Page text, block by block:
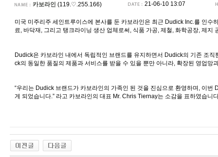
카보라인 (119.♡.255.166) 21-06-10 13:07
미국 미주리주 세인트루이스에 본사를 둔 카보라인은 최근 Dudick Inc.를 인수
료, 바닥재 , 그리고 탱크라이닝 생산 업체로써 , 식품 가공, 제철 , 화학공장, 제지
Dudick은 카보라인 내에서 독립적인 브랜드를 유지하면서 Dudick의 기존 조직
ck의 동일한 품질의 제품과 서비스를 받을 수 있을 뿐만 아니라, 확장된 영업망
“우리는 Dudick 브랜드가 카보라인의 가족인 된 것을 진심으로 환영하며 , 이번
게 되었습니다.” 라고 카보라인의 대표 Mr. Chris Tiernay는 소감을 표하였습니